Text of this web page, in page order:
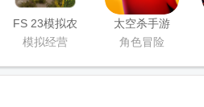
FS 23模拟农
场23正版中文
模拟经营
太空杀手游
角色冒险